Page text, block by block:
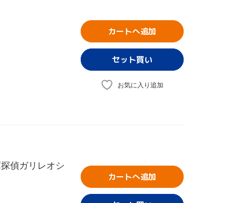
カートへ追加
お気に入り追加
偵ガリレオシ
カートへ追加